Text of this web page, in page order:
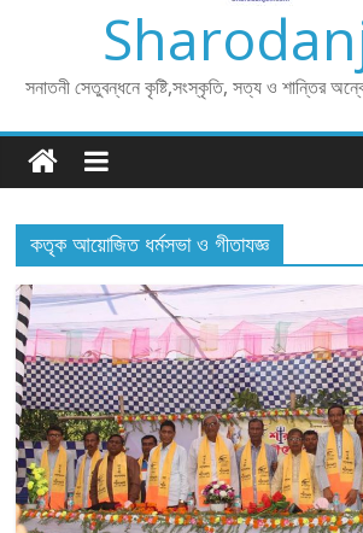
গীতা ফান্ডে ৫,০০০ টাকা অনুদান প্রদানের জন্য শ্রী বিজন
সনাতনী সেতুবন্ধনে কৃষ্টি,সংস্কৃতি, সত্য ও শান্তির
কতৃক আয়োজিত ধর্মসভা ও গীতাযজ্ঞ